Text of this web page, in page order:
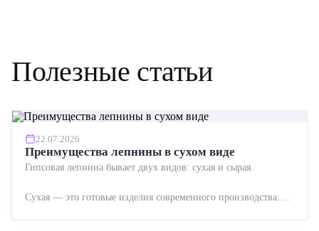
Полезные статьи
22.07.2026
Преимущества лепнины в сухом виде
Гипсовая лепнина бывает двух видов: сухая и сырая.
Сухая — это готовые изделия современного производства: